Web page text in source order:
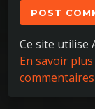
Ce site utilise
En savoir